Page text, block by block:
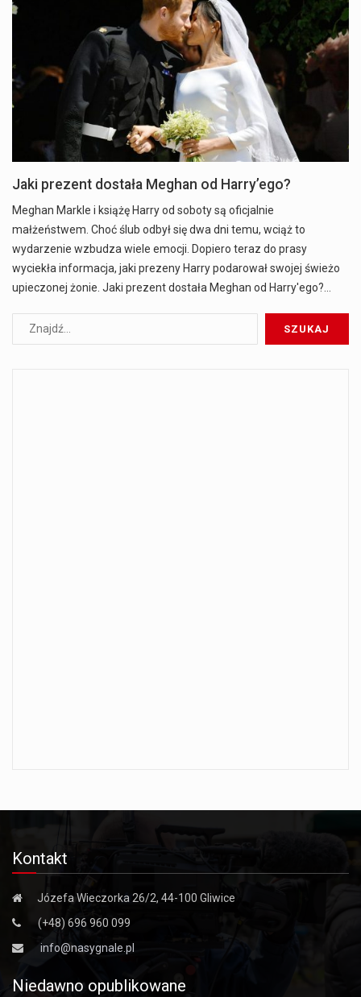
Jaki prezent dostała Meghan od Harry’ego?
Meghan Markle i książę Harry od soboty są oficjalnie
małżeństwem. Choć ślub odbył się dwa dni temu, wciąż to
wydarzenie wzbudza wiele emocji. Dopiero teraz do prasy
wyciekła informacja, jaki prezeny Harry podarował swojej świeżo
upieczonej żonie. Jaki prezent dostała Meghan od Harry'ego?…
Kontakt
Józefa Wieczorka 26/2, 44-100 Gliwice
(+48) 696 960 099
info@nasygnale.pl
Niedawno opublikowane